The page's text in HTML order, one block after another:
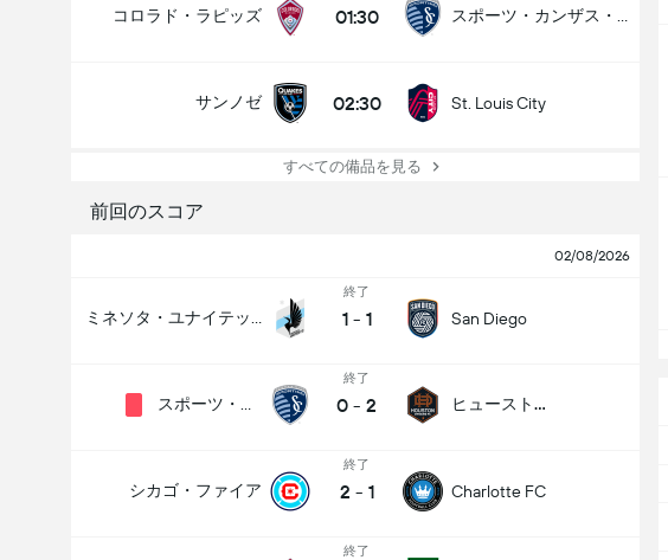
コロラド・ラピッズ 01:30
サンノゼ 02:30 St. Louis City
すべての備品を見る
前回のスコア
02/08/2026
終了
1 - 1 San Diego
終了
0 - 2 ヒューストン・ディナモ
シカゴ・ファイア
終了
2 - 1 Charlotte FC
終了